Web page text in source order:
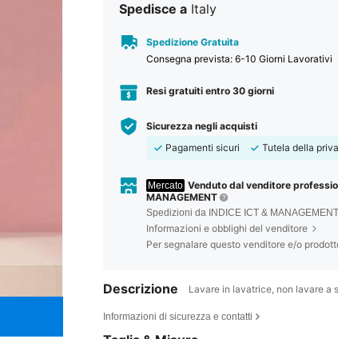
Spedisce a Italy
Spedizione Gratuita
Consegna prevista: 6-10 Giorni Lavorativi
Resi gratuiti entro 30 giorni
Sicurezza negli acquisti
Pagamenti sicuri
Tutela della
Mercato Venduto dal venditore
MANAGEMENT
Spedizioni da INDICE ICT & MANAGEMENT
Informazioni e obblighi del venditore
Per segnalare questo venditore e/o
Descrizione Lavare in lavatrice, non lavare a
Informazioni di sicurezza e contatti
4.54